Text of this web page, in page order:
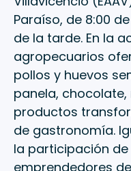
Paraíso, de 8:00
de la tarde. En la
agropecuarios
pollos y huevos
panela,
productos
de gastronomía.
la participación
emprendedores